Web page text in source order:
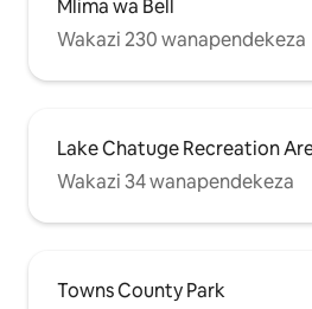
Mlima wa Bell
Wakazi 230 wanapendekeza
Lake Chatuge Recreation
Wakazi 34 wanapendekeza
Towns County Park